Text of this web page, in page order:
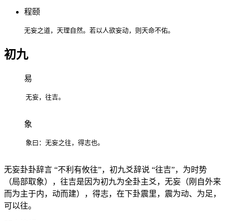
程颐
无妄之道，天理自然。若以人欲妄动，则天命不佑。
初九
易
无妄，往吉。
象
象曰：无妄之往，得志也。
无妄卦卦辞言 “不利有攸往”，初九爻辞说 “往吉”，为时势
（局部取象），往吉是因为初九为全卦主爻，无妄（刚自外来
而为主于内，动而建），得志，在下卦震里，震为动、为足，
可以往。